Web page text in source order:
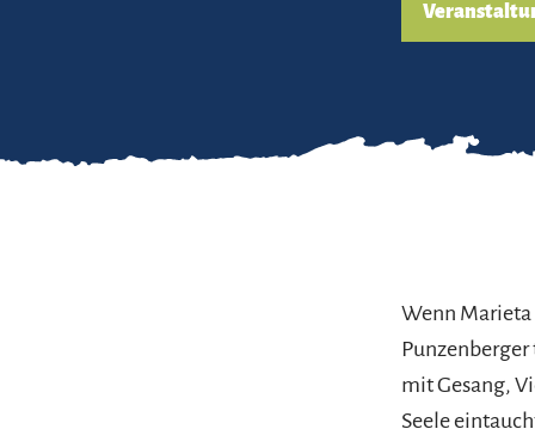
Wenn Marieta
mit Gesang,
Seele